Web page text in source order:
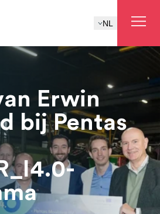
NL
Erwin
bij Pentas